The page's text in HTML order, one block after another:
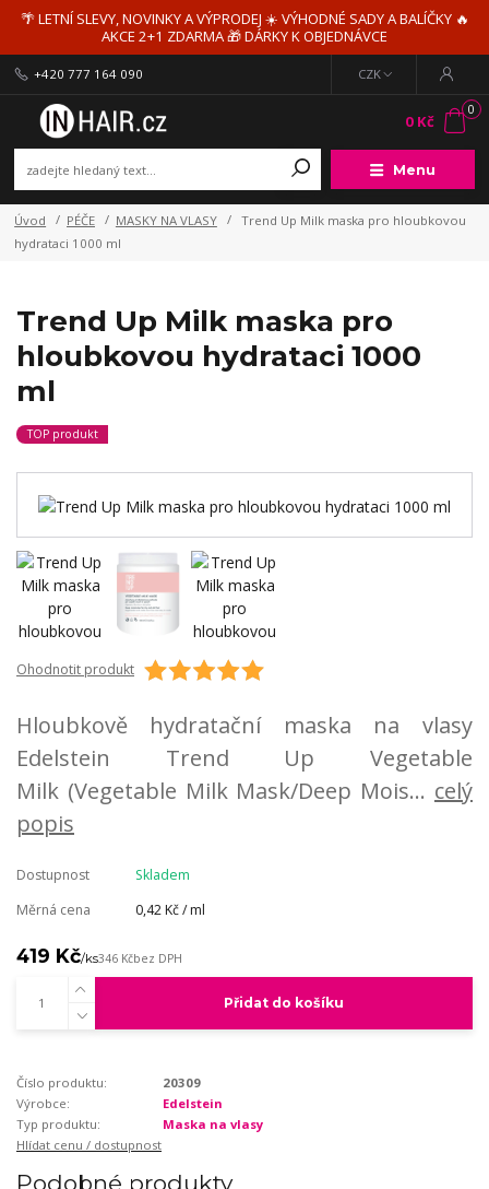
🌴 LETNÍ SLEVY, NOVINKY A VÝPRODEJ ☀️ VÝHODNÉ SADY A BALÍČKY 🔥
AKCE 2+1 ZDARMA 🎁 DÁRKY K OBJEDNÁVCE
Menu
CZK
+420 777 164 090
0
0 Kč
Úvod PÉČE MASKY NA VLASY
Trend Up Milk maska pro hloubkovou
hydrataci 1000 ml
Trend Up Milk maska pro
hloubkovou hydrataci 1000
ml
TOP produkt
Ohodnotit produkt
Hloubkově hydratační maska na vlasy
Edelstein Trend Up Vegetable
Milk (Vegetable Milk Mask/Deep Mois... celý
popis
Dostupnost
Skladem
Měrná cena
0,42 Kč / ml
419 Kč/ks346 Kčbez DPH
Přidat do košíku
Číslo produktu:
20309
Výrobce:
Edelstein
Typ produktu:
Maska na vlasy
Hlídat cenu / dostupnost
Podobné produkty